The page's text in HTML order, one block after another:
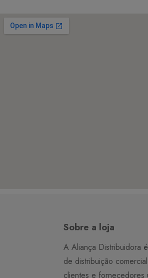
Sobre a loja
A Aliança Distribuidora
de distribuição
clientes e